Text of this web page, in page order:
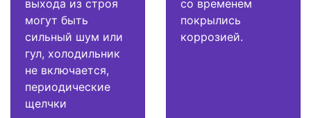
выхода из строя
могут быть
сильный шум или
гул, холодильник
не включается,
периодические
щелчки
со временем
покрылись
коррозией.